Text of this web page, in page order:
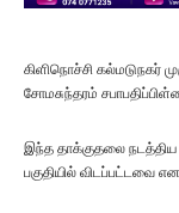
கிளிநொச்சி கல்மடுநகர்
சோமசுந்தரம்
இந்த தாக்குதலை
பகுதியில் விடப்பட்டவை